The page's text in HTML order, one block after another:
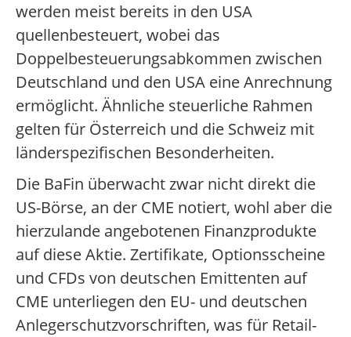
werden meist bereits in den USA
quellenbesteuert, wobei das
Doppelbesteuerungsabkommen zwischen
Deutschland und den USA eine Anrechnung
ermöglicht. Ähnliche steuerliche Rahmen
gelten für Österreich und die Schweiz mit
länderspezifischen Besonderheiten.
Die BaFin überwacht zwar nicht direkt die
US-Börse, an der CME notiert, wohl aber die
hierzulande angebotenen Finanzprodukte
auf diese Aktie. Zertifikate, Optionsscheine
und CFDs von deutschen Emittenten auf
CME unterliegen den EU- und deutschen
Anlegerschutzvorschriften, was für Retail-